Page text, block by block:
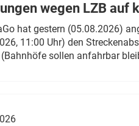
Generalsanierung
ETCS
wegen LZB auf
hat gestern (05.08.2026)
11:00 Uhr) den
sollen anfahrbar